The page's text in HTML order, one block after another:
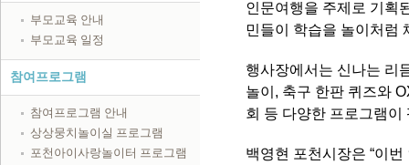
부모교육 안내
부모교육 일정
참여프로그램
참여프로그램 안내
상상뭉치놀이실 프로그램
포천아이사랑놀이터 프로그램
인문여행을 주제로 기획
민들이 학습을 놀이처럼
행사장에서는 신나는 리
놀이, 축구 한판 퀴즈와
회 등 다양한 프로그램이
백영현 포천시장은 “이